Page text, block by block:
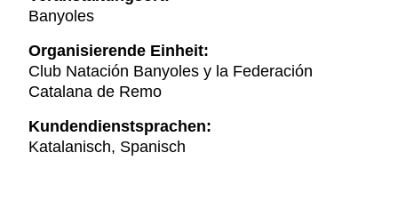
Banyoles
Organisierende Einheit:
Club Natación Banyoles y la Federación
Catalana de Remo
Kundendienstsprachen:
Katalanisch, Spanisch